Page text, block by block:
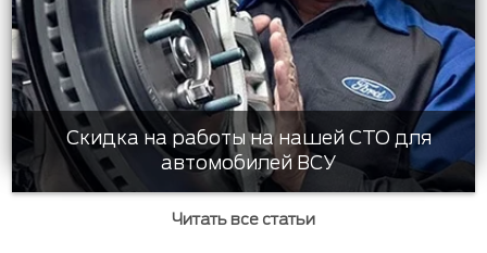
Скидка на работы на нашей СТО для
автомобилей ВСУ
Читать все статьи